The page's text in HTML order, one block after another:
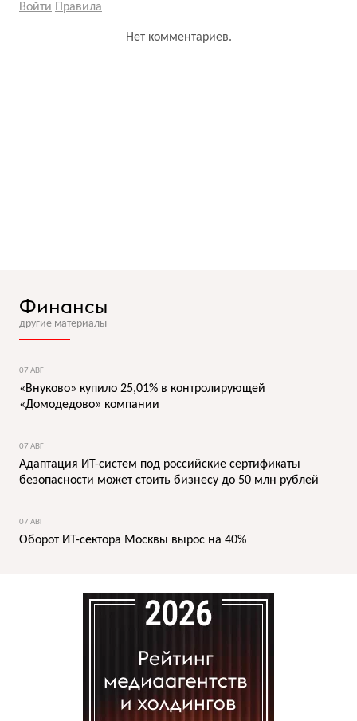
Войти Правила
Нет комментариев.
Финансы
другие материалы
07 АВГ
«Внуково» купило 25,01% в контролирующей
«Домодедово» компании
07 АВГ
Адаптация ИТ-систем под российские сертификаты
безопасности может стоить бизнесу до 50 млн рублей
07 АВГ
Оборот ИТ-сектора Москвы вырос на 40%